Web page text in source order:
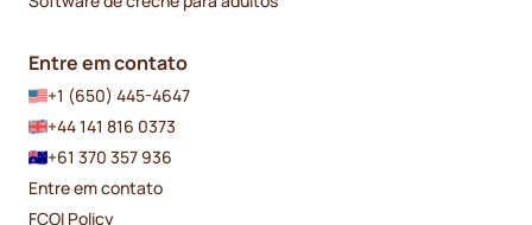
Entre em contato
+1 (650) 445-4647
+44 141 816 0373
+61 370 357 936
Entre em contato
FCOI Policy